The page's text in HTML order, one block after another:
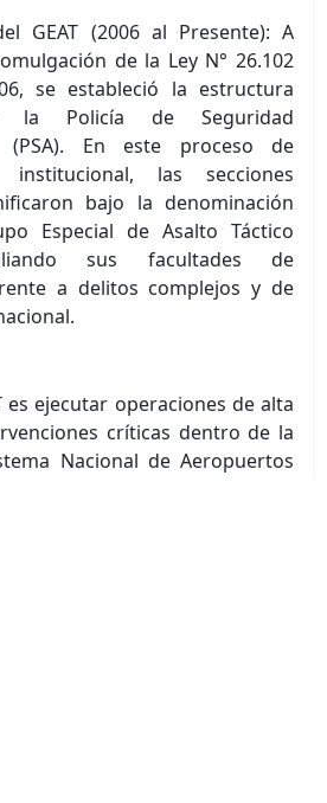
GEAT (2006 al Presente): A
de la Ley N° 26.102
se estableció la estructura
la Policía de Seguridad
(PSA). En este proceso de
institucional, las secciones
bajo la denominación
Especial de Asalto Táctico
sus facultades de
a delitos complejos y de
es ejecutar operaciones de alta
críticas dentro de la
Nacional de Aeropuertos